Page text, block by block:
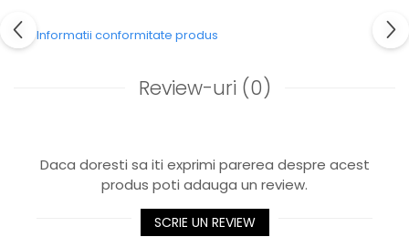
Informatii conformitate produs
Review-uri (0)
Daca doresti sa iti exprimi parerea despre acest
produs poti adauga un review.
SCRIE UN REVIEW